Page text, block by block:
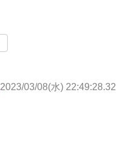
2023/03/08(水) 22:49:28.32